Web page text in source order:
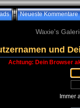
Neueste Kommentare
Waxie's
und
Achtung: Dein Browser
Immer